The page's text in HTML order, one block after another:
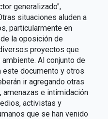
generalizado",
situaciones aluden a
particularmente en
la oposición de
proyectos que
Al conjunto de
este documento y otros
ir agregando otras
e intimidación
activistas y
que se han venido